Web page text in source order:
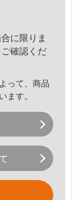
に限りま
ご確認くだ
って、商品
ます。